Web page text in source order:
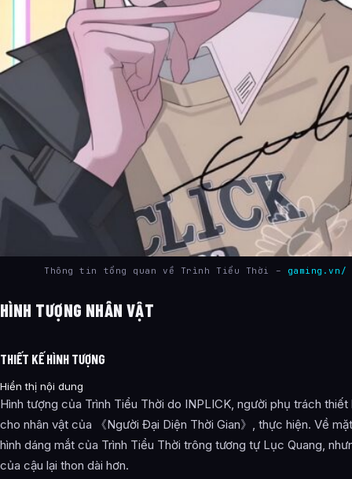
Thông tin tổng quan về Trình Tiểu Thời – gaming.vn/
HÌNH TƯỢNG NHÂN VẬT
THIẾT KẾ HÌNH TƯỢNG
Hiển thị nội dung
Hình tượng của Trình Tiểu Thời do INPLICK, người phụ trách
cho nhân vật của 《Người Đại Diện Thời Gian》, thực hiện. Về
hình dáng mắt của Trình Tiểu Thời trông tương tự Lục Quang,
của cậu lại thon dài hơn.